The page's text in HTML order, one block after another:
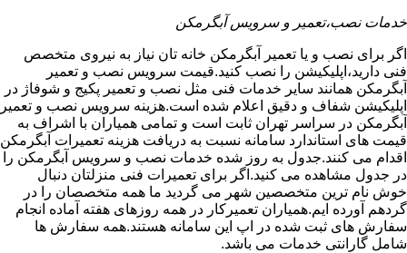
خدمات نصب،تعمیر و سرویس آبگرمکن
اگر برای نصب و یا تعمیر آبگرمکن خانه تان نیاز به نیروی متخصص
فنی دارید،اپلیکیشن را نصب کنید.قیمت سرویس نصب و تعمیر
آبگرمکن همانند سایر خدمات فنی مثل نصب و تعمیر پکیج و شوفاژ در
اپلیکیشن شفاف و دقیق اعلام شده است.هزینه سرویس نصب و تعمیر
آبگرمکن در سراسر تهران ثابت است و تمامی همیاران با اشراف به
قیمت های استاندارد سامانه نسبت به دریافت هزینه تعمیرات آبگرمکن
اقدام می کنند.جدول به روز شده خدمات نصب و سرویس آبگرمکن را
در جدول مشاهده می کنید.اگر برای تعمیرات فنی منزلتان دنبال
خوش نام ترین متخصصین شهر می گردید ما همه متخصصان را در
گردهم آورده ایم.همیاران تعمیرکار در همه روزهای هفته آماده انجام
سفارش های ثبت شده در اپ این سامانه هستند.همه سفارش ها
شامل گارانتی خدمات می باشد.